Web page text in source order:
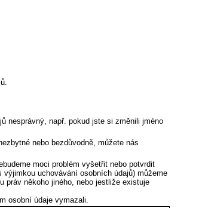
nesprávný, např. pokud jste si změnili jméno
nebo bezdůvodně, můžete nás
moci problém vyšetřit nebo potvrdit
uchovávání osobních údajů) můžeme
práv někoho jiného, nebo jestliže existuje
osobní údaje vymazali.